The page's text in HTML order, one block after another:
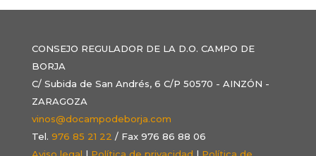
CONSEJO REGULADOR DE LA D.O. CAMPO DE
BORJA
C/ Subida de San Andrés, 6 C/P 50570 - AINZÓN -
ZARAGOZA
vinos@docampodeborja.com
Tel. 976 85 21 22 / Fax 976 86 88 06